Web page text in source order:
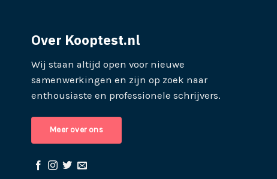
Over Kooptest.nl
Wij staan altijd open voor nieuwe
samenwerkingen en zijn op zoek naar
enthousiaste en professionele schrijvers.
Meer over ons